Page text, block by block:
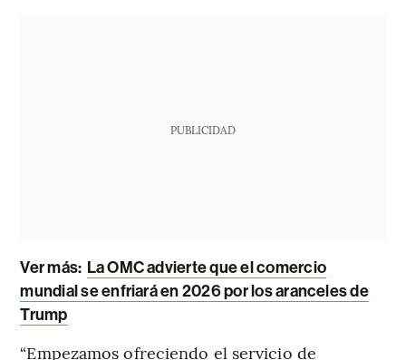
PUBLICIDAD
Ver más: La OMC advierte que el comercio
mundial se enfriará en 2026 por los aranceles de
Trump
“Empezamos ofreciendo el servicio de